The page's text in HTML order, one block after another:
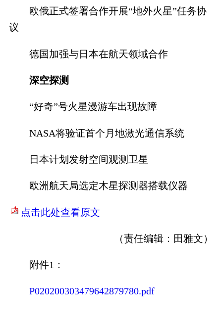
欧俄正式签署合作开展“地外火星”任务协
议
德国加强与日本在航天领域合作
深空探测
“好奇”号火星漫游车出现故障
NASA将验证首个月地激光通信系统
日本计划发射空间观测卫星
欧洲航天局选定木星探测器搭载仪器
点击此处查看原文
（责任编辑： 田雅文）
附件1：
P020200303479642879780.pdf